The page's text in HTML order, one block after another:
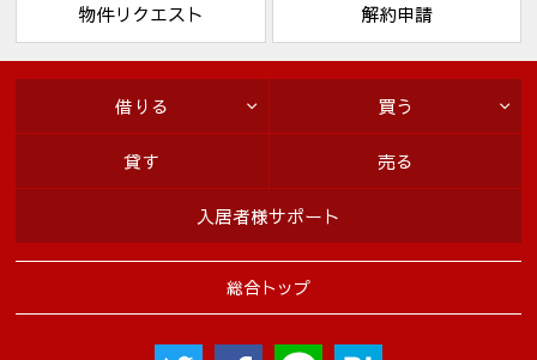
物件リクエスト 解約申請
総合トップ
借りる 買う
貸す 売る
入居者様サポート